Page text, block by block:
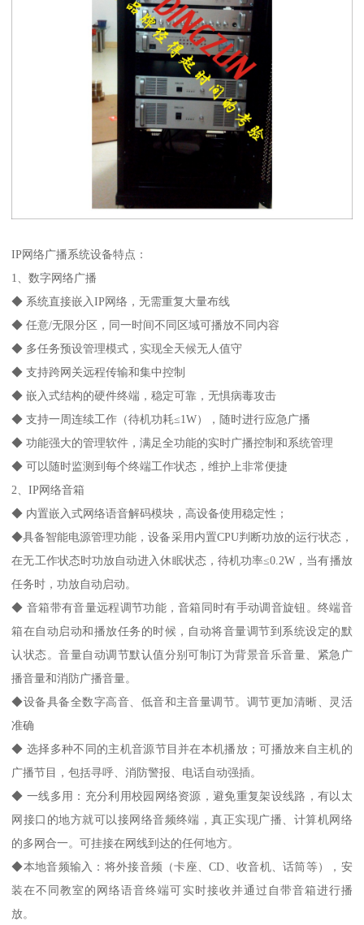
IP网络广播系统设备特点：
1、数字网络广播
◆ 系统直接嵌入IP网络，无需重复大量布线
◆ 任意/无限分区，同一时间不同区域可播放不同内容
◆ 多任务预设管理模式，实现全天候无人值守
◆ 支持跨网关远程传输和集中控制
◆ 嵌入式结构的硬件终端，稳定可靠，无惧病毒攻击
◆ 支持一周连续工作（待机功耗≤1W），随时进行应急广播
◆ 功能强大的管理软件，满足全功能的实时广播控制和系统管理
◆ 可以随时监测到每个终端工作状态，维护上非常便捷
2、IP网络音箱
◆ 内置嵌入式网络语音解码模块，高设备使用稳定性；
◆具备智能电源管理功能，设备采用内置CPU判断功放的运行状态，
在无工作状态时功放自动进入休眠状态，待机功率≤0.2W，当有播放
任务时，功放自动启动。
◆ 音箱带有音量远程调节功能，音箱同时有手动调音旋钮。终端音
箱在自动启动和播放任务的时候，自动将音量调节到系统设定的默
认状态。音量自动调节默认值分别可制订为背景音乐音量、紧急广
播音量和消防广播音量。
◆设备具备全数字高音、低音和主音量调节。调节更加清晰、灵活
准确
◆ 选择多种不同的主机音源节目并在本机播放；可播放来自主机的
广播节目，包括寻呼、消防警报、电话自动强插。
◆ 一线多用：充分利用校园网络资源，避免重复架设线路，有以太
网接口的地方就可以接网络音频终端，真正实现广播、计算机网络
的多网合一。可挂接在网线到达的任何地方。
◆本地音频输入：将外接音频（卡座、CD、收音机、话筒等），安
装在不同教室的网络语音终端可实时接收并通过自带音箱进行播
放。